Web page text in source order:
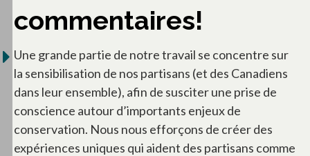
commentaires!
Une grande partie de notre travail se concentre sur
la sensibilisation de nos partisans (et des Canadiens
dans leur ensemble), afin de susciter une prise de
conscience autour d’importants enjeux de
conservation. Nous nous efforçons de créer des
expériences uniques qui aident des partisans comme